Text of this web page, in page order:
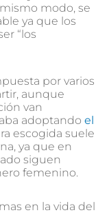
modo, se
ya que los
“los
por varios
aunque
van
adoptando el
escogida suele
ya que en
siguen
femenino.
en la vida del